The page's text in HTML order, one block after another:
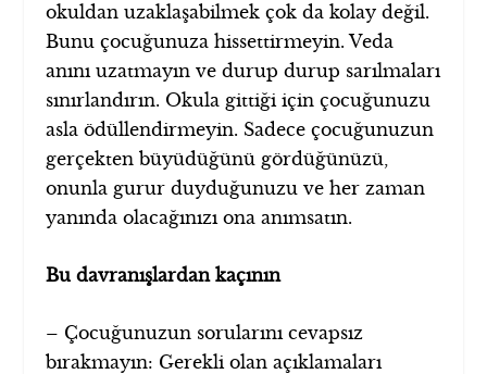
okuldan uzaklaşabilmek çok da kolay değil.
Bunu çocuğunuza hissettirmeyin. Veda
anını uzatmayın ve durup durup sarılmaları
sınırlandırın. Okula gittiği için çocuğunuzu
asla ödüllendirmeyin. Sadece çocuğunuzun
gerçekten büyüdüğünü gördüğünüzü,
onunla gurur duyduğunuzu ve her zaman
yanında olacağınızı ona anımsatın.
Bu davranışlardan kaçının
– Çocuğunuzun sorularını cevapsız
bırakmayın: Gerekli olan açıklamaları